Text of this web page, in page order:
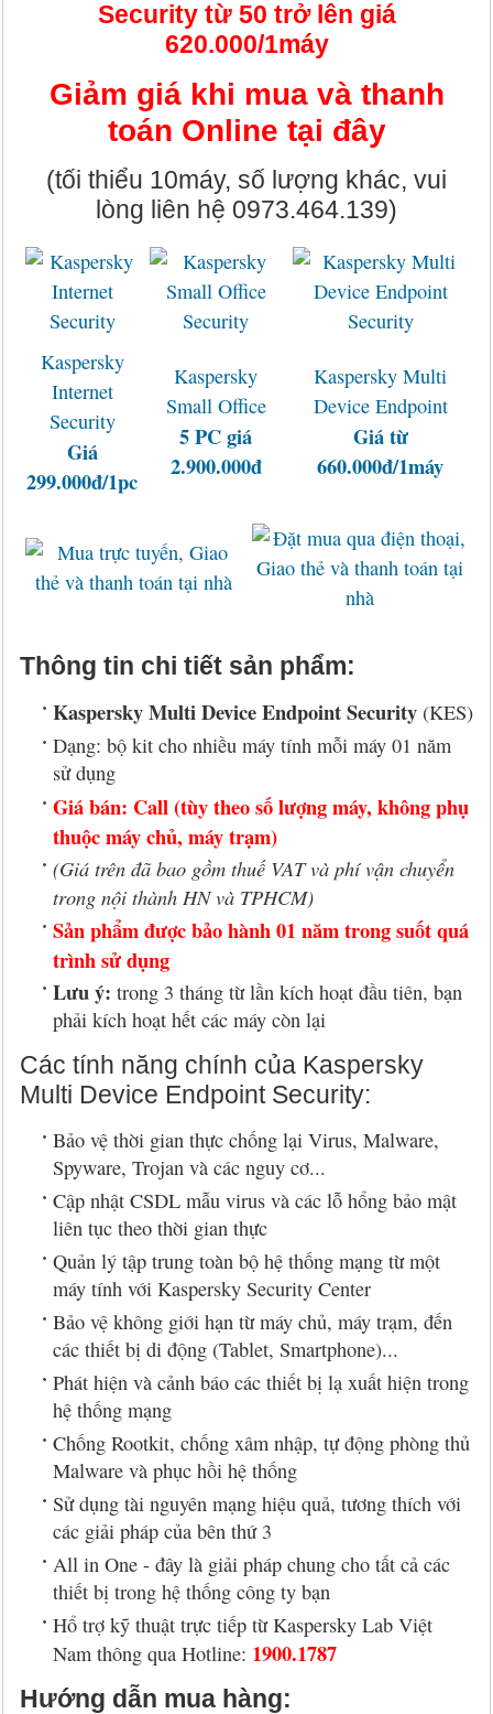
Security từ 50 trở lên giá
620.000/1máy
Giảm giá khi mua và thanh
toán Online tại đây
(tối thiểu 10máy, số lượng khác, vui
lòng liên hệ 0973.464.139)
Kaspersky
Internet
Security
Giá
299.000đ/1pc
Kaspersky
Small Office
5 PC giá
2.900.000đ
Kaspersky Multi
Device Endpoint
Giá từ
660.000đ/1máy
Thông tin chi tiết sản phẩm:
Kaspersky Multi Device Endpoint Security (KES)
Dạng: bộ kit cho nhiều máy tính mỗi máy 01 năm
sử dụng
Giá bán: Call (tùy theo số lượng máy, không phụ
thuộc máy chủ, máy trạm)
(Giá trên đã bao gồm thuế VAT và phí vận chuyển
trong nội thành HN và TPHCM)
Sản phẩm được bảo hành 01 năm trong suốt quá
trình sử dụng
Lưu ý: trong 3 tháng từ lần kích hoạt đầu tiên, bạn
phải kích hoạt hết các máy còn lại
Các tính năng chính của Kaspersky
Multi Device Endpoint Security:
Bảo vệ thời gian thực chống lại Virus, Malware,
Spyware, Trojan và các nguy cơ...
Cập nhật CSDL mẫu virus và các lỗ hổng bảo mật
liên tục theo thời gian thực
Quản lý tập trung toàn bộ hệ thống mạng từ một
máy tính với Kaspersky Security Center
Bảo vệ không giới hạn từ máy chủ, máy trạm, đến
các thiết bị di động (Tablet, Smartphone)...
Phát hiện và cảnh báo các thiết bị lạ xuất hiện trong
hệ thống mạng
Chống Rootkit, chống xâm nhập, tự động phòng thủ
Malware và phục hồi hệ thống
Sử dụng tài nguyên mạng hiệu quả, tương thích với
các giải pháp của bên thứ 3
All in One - đây là giải pháp chung cho tất cả các
thiết bị trong hệ thống công ty bạn
Hổ trợ kỹ thuật trực tiếp từ Kaspersky Lab Việt
Nam thông qua Hotline: 1900.1787
Hướng dẫn mua hàng: